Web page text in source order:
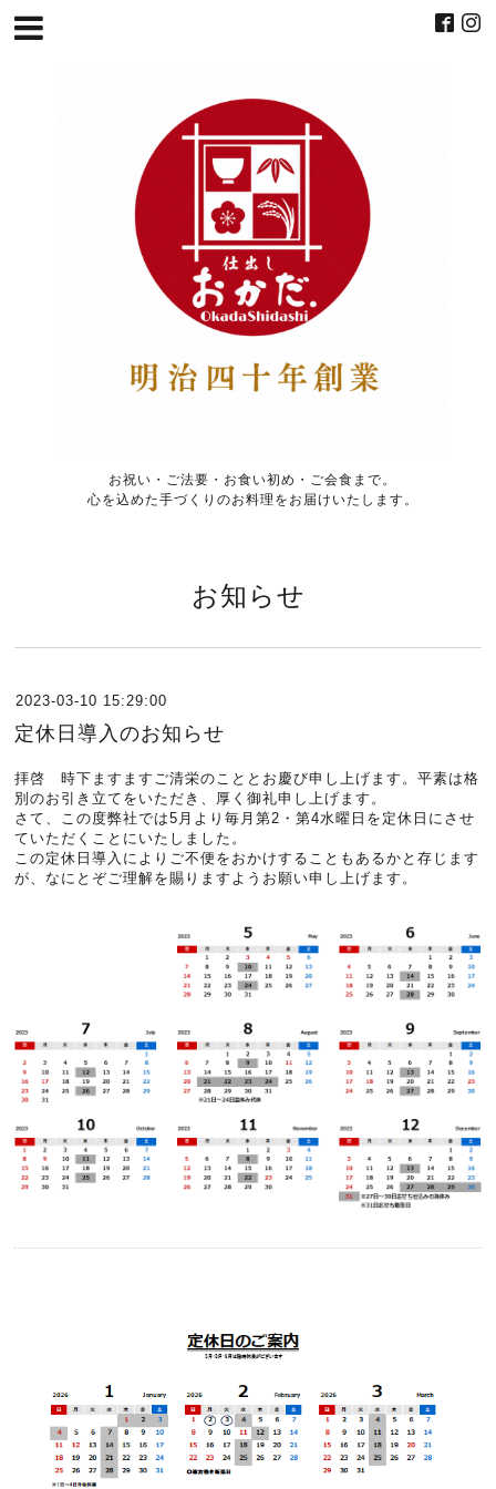
お祝い・ご法要・お食い初め・ご会食まで。
心を込めた手づくりのお料理をお届けいたします。
お知らせ
2023-03-10 15:29:00
定休日導入のお知らせ
拝啓 時下ますますご清栄のこととお慶び申し上げます。平素は格
別のお引き立てをいただき、厚く御礼申し上げます。
さて、この度弊社では5月より毎月第2・第4水曜日を定休日にさせ
ていただくことにいたしました。
この定休日導入によりご不便をおかけすることもあるかと存じます
が、なにとぞご理解を賜りますようお願い申し上げます。